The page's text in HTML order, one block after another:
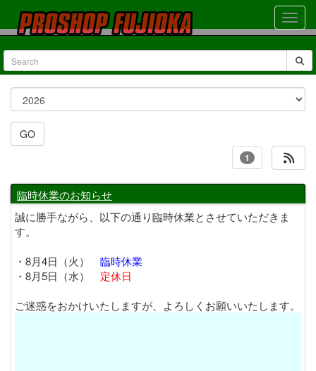
選
GO
1
臨時休業のお知らせ
誠に勝手ながら、以下の通り臨時休業とさせていただきま
す。
・8月4日（火） 臨時休業
・8月5日（水） 定休日
ご迷惑をおかけいたしますが、よろしくお願いいたします。